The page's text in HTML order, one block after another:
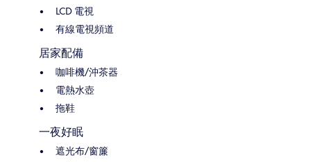
LCD 電視
有線電視頻道
居家配備
咖啡機/沖茶器
電熱水壺
拖鞋
一夜好眠
遮光布/窗簾